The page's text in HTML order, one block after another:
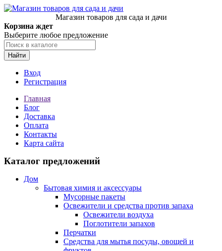
Магазин товаров для сада и дачи
Корзина ждет
Выберите любое предложение
Найти
Вход
Регистрация
Главная
Блог
Доставка
Оплата
Контакты
Карта сайта
Каталог предложений
Дом
Бытовая химия и аксессуары
Мусорные пакеты
Освежители и средства против запаха
Освежители воздуха
Поглотители запахов
Перчатки
Средства для мытья посуды, овощей и